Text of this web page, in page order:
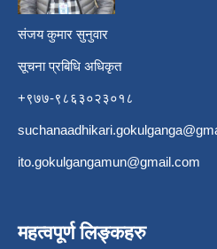
संजय कुमार सुनुवार
सूचना प्रबिधि अधिकृत
+९७७-९८६३०२३०१८
ito.gokulgangamun@gmail.com
महत्वपूर्ण लिङ्कहरु